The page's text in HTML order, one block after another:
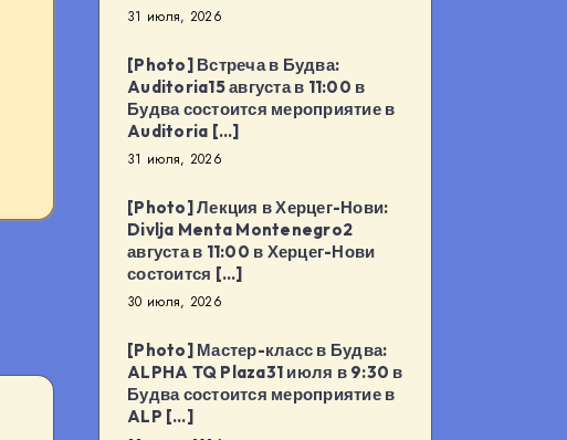
31 июля, 2026
[Photo] Встреча в Будва:
Auditoria15 августа в 11:00 в
Будва состоится мероприятие в
Auditoria […]
31 июля, 2026
[Photo] Лекция в Херцег-Нови:
Divlja Menta Montenegro2
августа в 11:00 в Херцег-Нови
состоится […]
30 июля, 2026
[Photo] Мастер-класс в Будва:
ALPHA TQ Plaza31 июля в 9:30 в
Будва состоится мероприятие в
ALP […]